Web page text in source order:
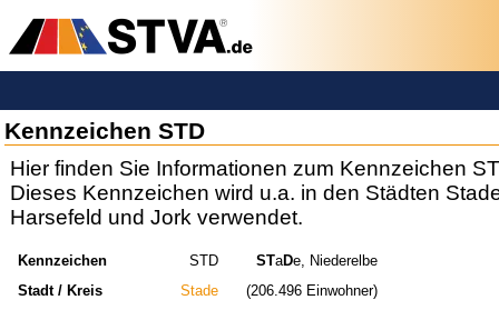
Kennzeichen STD
Hier finden Sie Informationen zum Kennzeichen
Dieses Kennzeichen wird u.a. in den Städten
Harsefeld und Jork verwendet.
Kennzeichen STD STaDe, Niederelbe
Stadt / Kreis
Stade
(206.496 Einwohner)